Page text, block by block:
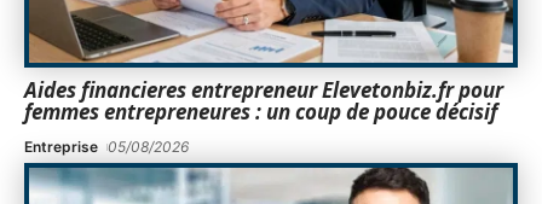
Aides financieres entrepreneur Elevetonbiz.fr pour
femmes entrepreneures : un coup de pouce décisif
Entreprise 05/08/2026